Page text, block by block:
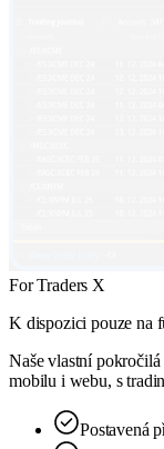
For Traders X
K dispozici pouze na
Naše vlastní
mobilu i webu, s
Postavená